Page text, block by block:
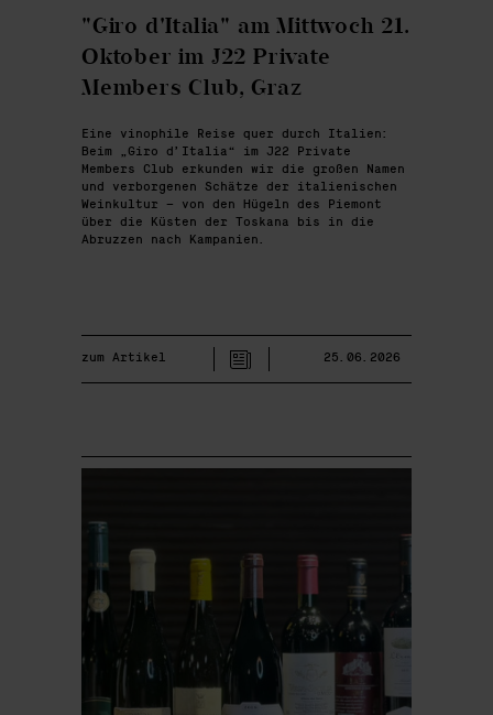
"Giro d'Italia" am Mittwoch 21.
Oktober im J22 Private
Members Club, Graz
Eine vinophile Reise quer durch Italien:
Beim „Giro d’Italia“ im J22 Private
Members Club erkunden wir die großen Namen
und verborgenen Schätze der italienischen
Weinkultur – von den Hügeln des Piemont
über die Küsten der Toskana bis in die
Abruzzen nach Kampanien.
zum Artikel 25.06.2026